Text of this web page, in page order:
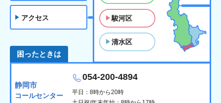
アクセス 駿河区
清水区
困ったときは
静岡市
コールセンター
054-200-4894
平日：8時から20時